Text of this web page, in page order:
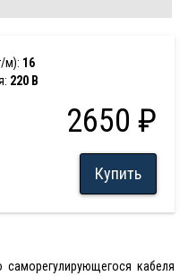
м): 16
220 В
2650 ₽
Купить
кабеля